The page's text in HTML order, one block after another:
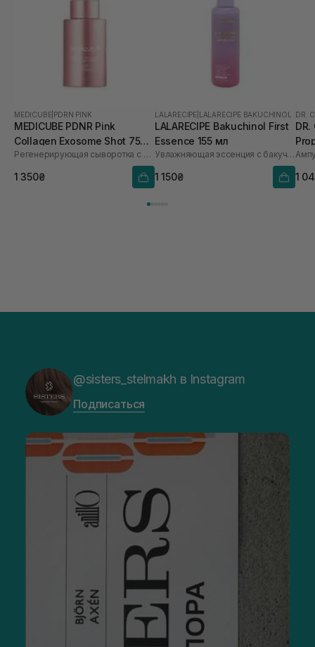
MEDICUBE PDRN PINK
MEDICUBE PDNR Pink
Collagen Exosome Shot 7500
30 мл
Регенерирующая сыворотка с полинуклеотидами, экзосомами и спикулами
1 350₴
LALARECIPE LALARECIPE BAKUCHINOL
LALARECIPE Bakuchinol First
Essence 155 мл
Увлажняющая эссенция с бакучиолом
1 150₴
DR.
DR.
1
@sisters_stelmakh в Instagram
Подписаться